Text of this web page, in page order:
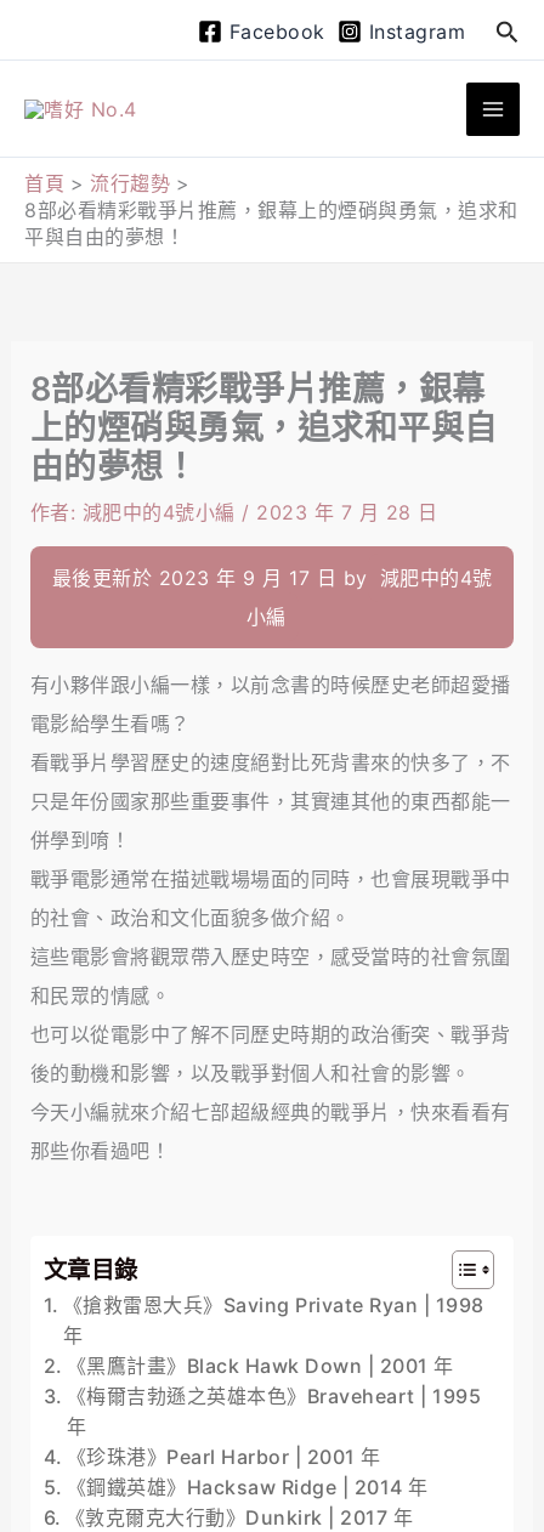
至
Facebook Instagram
搜
尋
首頁
流行趨勢
8部必看精彩戰爭片推薦，銀幕上的煙硝與勇氣，追求和
平與自由的夢想！
8部必看精彩戰爭片推薦，銀幕
上的煙硝與勇氣，追求和平與自
由的夢想！
作者: 減肥中的4號小編 / 2023 年 7 月 28 日
最後更新於 2023 年 9 月 17 日 by
減肥中的4號
小編
有小夥伴跟小編一樣，以前念書的時候歷史老師超愛播
電影給學生看嗎？
看戰爭片學習歷史的速度絕對比死背書來的快多了，不
只是年份國家那些重要事件，其實連其他的東西都能一
併學到唷！
戰爭電影通常在描述戰場場面的同時，也會展現戰爭中
的社會、政治和文化面貌多做介紹。
這些電影會將觀眾帶入歷史時空，感受當時的社會氛圍
和民眾的情感。
也可以從電影中了解不同歷史時期的政治衝突、戰爭背
後的動機和影響，以及戰爭對個人和社會的影響。
今天小編就來介紹七部超級經典的戰爭片，快來看看有
那些你看過吧！
文章目錄
《搶救雷恩大兵》Saving Private Ryan | 1998
年
《黑鷹計畫》Black Hawk Down | 2001 年
《梅爾吉勃遜之英雄本色》Braveheart | 1995
年
《珍珠港》Pearl Harbor | 2001 年
《鋼鐵英雄》Hacksaw Ridge | 2014 年
《敦克爾克大行動》Dunkirk | 2017 年